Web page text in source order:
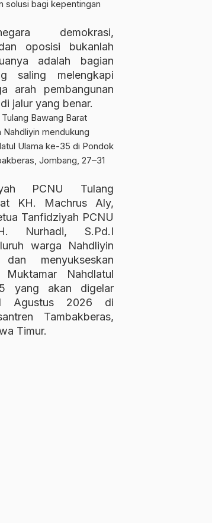
demokrasi,
oposisi bukanlah
adalah bagian
saling melengkapi
arah pembangunan
jalur yang benar.
PCNU Tulang
KH. Machrus Aly,
Tanfidziyah PCNU
Nurhadi, S.Pd.I
warga Nahdliyin
dan menyukseskan
Muktamar Nahdlatul
yang akan digelar
Agustus 2026 di
Tambakberas,
Timur.